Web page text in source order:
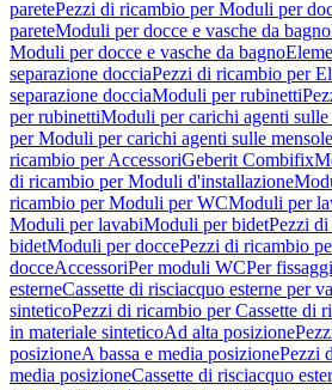
paretePezzi di ricambio per Moduli per
pareteModuli per docce e vasche da bagno
Moduli per docce e vasche da bagno
separazione docciaPezzi di ricambio per
separazione docciaModuli per rubinetti
per rubinettiModuli per carichi agenti sulle
per Moduli per carichi agenti sulle mensole
ricambio per AccessoriGeberit Combifix
di ricambio per Moduli d'installazione
ricambio per Moduli per WCModuli per
Moduli per lavabiModuli per bidetPezzi
bidetModuli per doccePezzi di ricambio
docceAccessoriPer moduli WCPer fissaggi
esterneCassette di risciacquo esterne per
sinteticoPezzi di ricambio per Cassette di
in materiale sinteticoAd alta posizione
posizioneA bassa e media posizionePezzi
media posizioneCassette di risciacquo